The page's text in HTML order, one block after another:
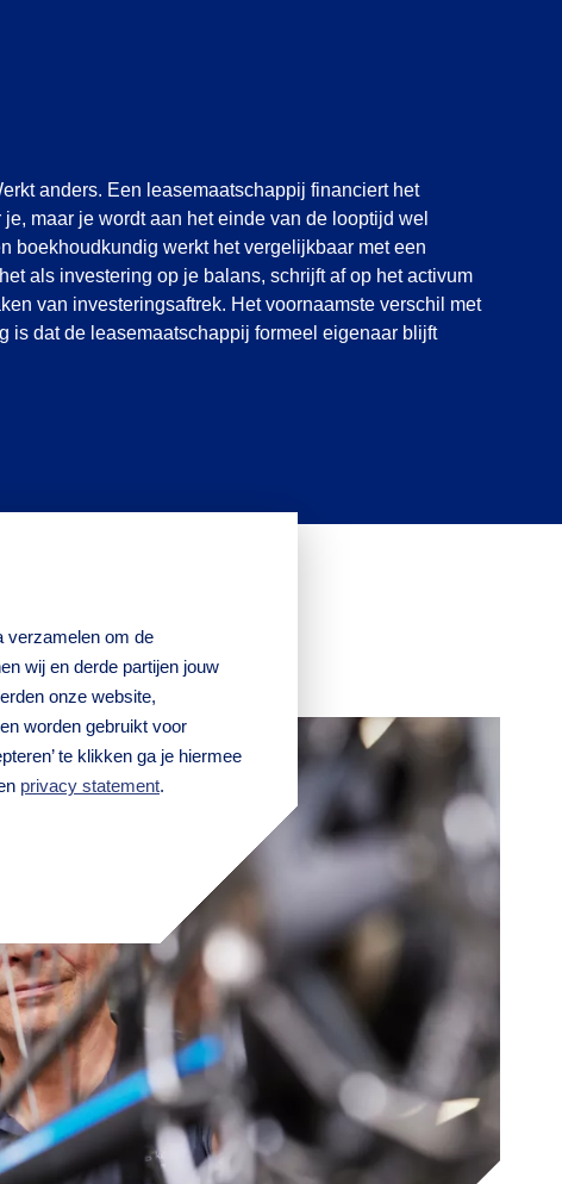
verzamelen om de
wij en derde partijen jouw
onze website,
worden gebruikt voor
te klikken ga je hiermee
privacy statement.
anders. Een leasemaatschappij financiert het
maar je wordt aan het einde van de looptijd wel
boekhoudkundig werkt het vergelijkbaar met een
als investering op je balans, schrijft af op het activum
van investeringsaftrek. Het voornaamste verschil met
is dat de leasemaatschappij formeel eigenaar blijft